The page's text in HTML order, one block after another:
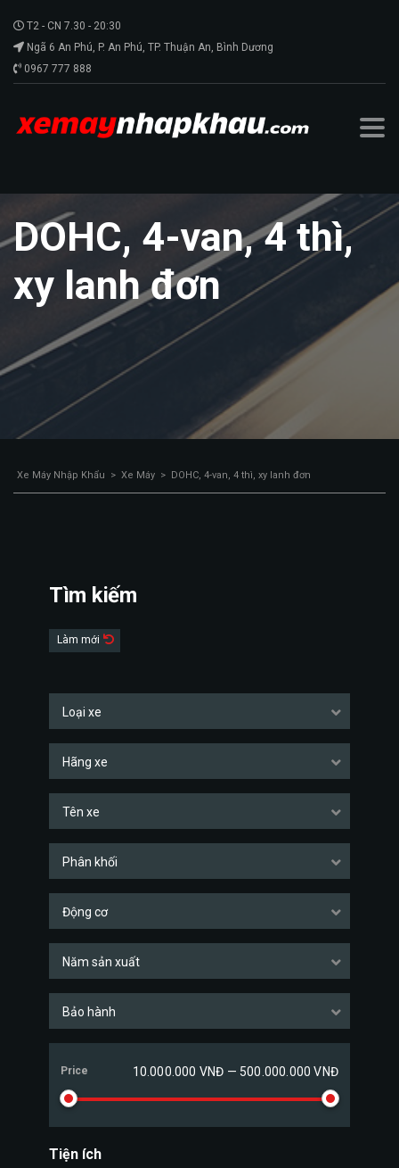
T2 - CN 7.30 - 20:30
Ngã 6 An Phú, P. An Phú, TP. Thuận An, Bình Dương
0967 777 888
DOHC, 4-van, 4 thì,
xy lanh đơn
Xe Máy Nhập Khẩu > Xe Máy > DOHC, 4-van, 4 thì, xy lanh đơn
Tìm kiếm
Làm mới
Loại xe
Hãng xe
Tên xe
Phân khối
Động cơ
Năm sản xuất
Bảo hành
Price 10.000.000 VNĐ — 500.000.000 VNĐ
Tiện ích